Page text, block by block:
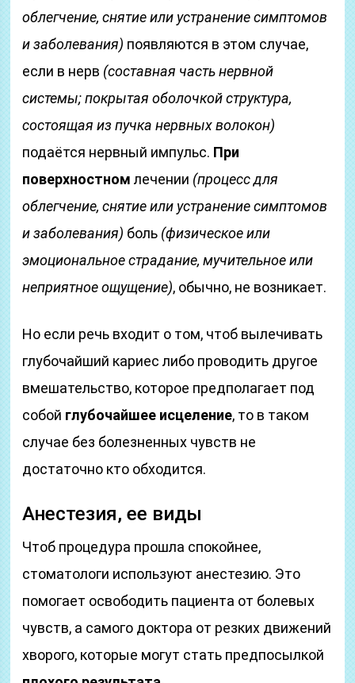
облегчение, снятие или устранение симптомов
и заболевания) появляются в этом случае,
если в нерв (составная часть нервной
системы; покрытая оболочкой структура,
состоящая из пучка нервных волокон)
подаётся нервный импульс. При
поверхностном лечении (процесс для
облегчение, снятие или устранение симптомов
и заболевания) боль (физическое или
эмоциональное страдание, мучительное или
неприятное ощущение), обычно, не возникает.
Но если речь входит о том, чтоб вылечивать
глубочайший кариес либо проводить другое
вмешательство, которое предполагает под
собой глубочайшее исцеление, то в таком
случае без болезненных чувств не
достаточно кто обходится.
Анестезия, ее виды
Чтоб процедура прошла спокойнее,
стоматологи используют анестезию. Это
помогает освободить пациента от болевых
чувств, а самого доктора от резких движений
хворого, которые могут стать предпосылкой